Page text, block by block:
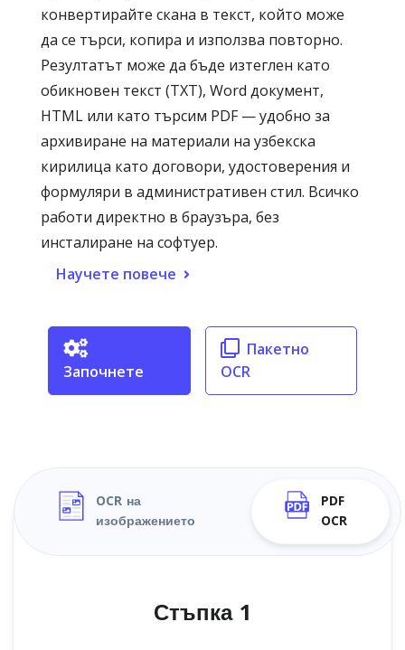
конвертирайте скана в текст, който може
да се търси, копира и използва повторно.
Резултатът може да бъде изтеглен като
обикновен текст (TXT), Word документ,
HTML или като търсим PDF — удобно за
архивиране на материали на узбекска
кирилица като договори, удостоверения и
формуляри в административен стил. Всичко
работи директно в браузъра, без
инсталиране на софтуер.
Научете повече
Започнете
Пакетно
OCR
OCR на
изображението
PDF
OCR
Стъпка 1